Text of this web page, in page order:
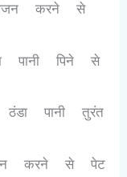
करने से
पानी पिने से
पानी तुरंत
करने से पेट